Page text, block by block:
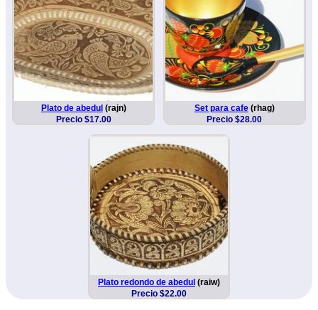
Plato de abedul (rajn)
Precio $17.00
Set para cafe(rhag)
Precio $28.00
Plato redondo de abedul (raiw)
Precio $22.00